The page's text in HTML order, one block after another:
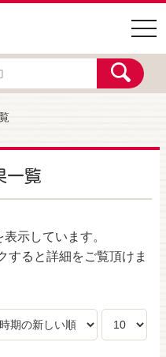
一覧
表示しています。
すると詳細をご覧頂けま